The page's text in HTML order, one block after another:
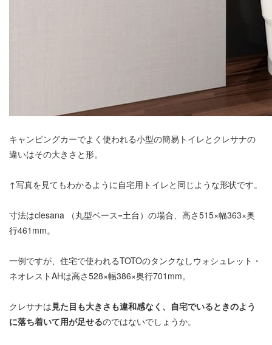
キャンピングカーでよく使われる小型の簡易トイレとクレサナの
違いはその大きさと形。
↑写真を見てもわかるように自宅用トイレと同じような形状です。
寸法はclesana （丸型ベース=土台）の場合、高さ515×幅363×奥
行461mm。
一例ですが、住宅で使われるTOTOのタンクなしウォシュレット・
ネオレストAHは高さ528×幅386×奥行701mm。
クレサナは見た目も大きさも違和感なく、自宅でいるときのよう
に落ち着いて用が足せるのではないでしょうか。